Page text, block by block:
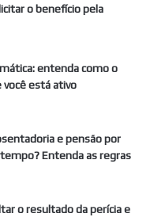
o benefício pela
entenda como o
você está ativo
e pensão por
Entenda as regras
o resultado da perícia e